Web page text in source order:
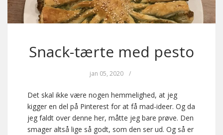
Snack-tærte med pesto
jan 05, 2020 /
Det skal ikke være nogen hemmelighed, at jeg
kigger en del på Pinterest for at få mad-ideer. Og da
jeg faldt over denne her, måtte jeg bare prøve. Den
smager altså lige så godt, som den ser ud. Og så er